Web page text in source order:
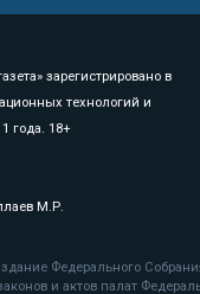
зарегистрировано в
технологий и
года. 18+
М.Р.
Федерального
и актов палат